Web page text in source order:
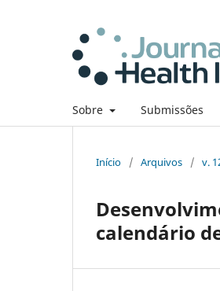
Sobre Submissões
Início / Arquivos / v.
calendário